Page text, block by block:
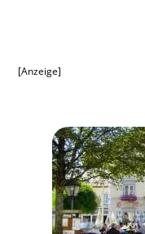
[Anzeige]